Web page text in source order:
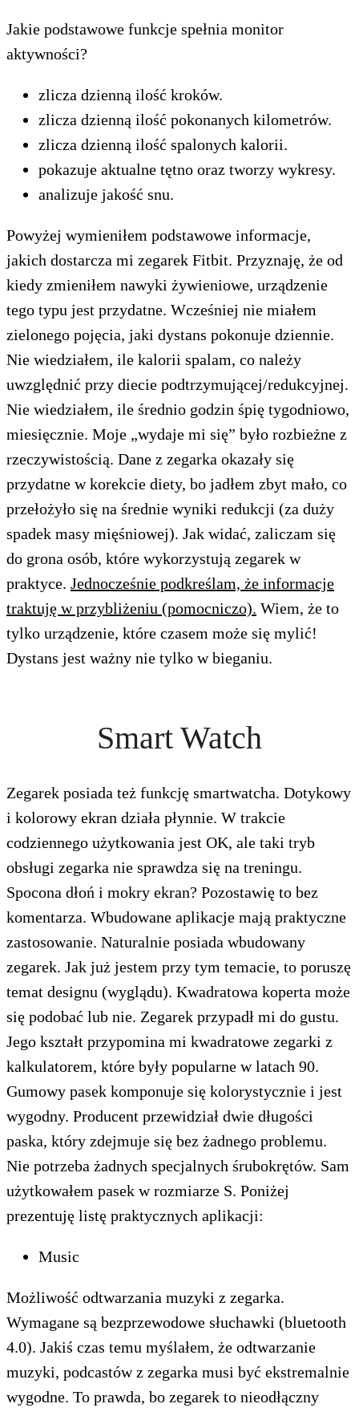
Jakie podstawowe funkcje spełnia monitor
aktywności?
zlicza dzienną ilość kroków.
zlicza dzienną ilość pokonanych kilometrów.
zlicza dzienną ilość spalonych kalorii.
pokazuje aktualne tętno oraz tworzy wykresy.
analizuje jakość snu.
Powyżej wymieniłem podstawowe informacje,
jakich dostarcza mi zegarek Fitbit. Przyznaję, że od
kiedy zmieniłem nawyki żywieniowe, urządzenie
tego typu jest przydatne. Wcześniej nie miałem
zielonego pojęcia, jaki dystans pokonuje dziennie.
Nie wiedziałem, ile kalorii spalam, co należy
uwzględnić przy diecie podtrzymującej/redukcyjnej.
Nie wiedziałem, ile średnio godzin śpię tygodniowo,
miesięcznie. Moje „wydaje mi się” było rozbieżne z
rzeczywistością. Dane z zegarka okazały się
przydatne w korekcie diety, bo jadłem zbyt mało, co
przełożyło się na średnie wyniki redukcji (za duży
spadek masy mięśniowej). Jak widać, zaliczam się
do grona osób, które wykorzystują zegarek w
praktyce. Jednocześnie podkreślam, że informacje
traktuję w przybliżeniu (pomocniczo). Wiem, że to
tylko urządzenie, które czasem może się mylić!
Dystans jest ważny nie tylko w bieganiu.
Smart Watch
Zegarek posiada też funkcję smartwatcha. Dotykowy
i kolorowy ekran działa płynnie. W trakcie
codziennego użytkowania jest OK, ale taki tryb
obsługi zegarka nie sprawdza się na treningu.
Spocona dłoń i mokry ekran? Pozostawię to bez
komentarza. Wbudowane aplikacje mają praktyczne
zastosowanie. Naturalnie posiada wbudowany
zegarek. Jak już jestem przy tym temacie, to poruszę
temat designu (wyglądu). Kwadratowa koperta może
się podobać lub nie. Zegarek przypadł mi do gustu.
Jego kształt przypomina mi kwadratowe zegarki z
kalkulatorem, które były popularne w latach 90.
Gumowy pasek komponuje się kolorystycznie i jest
wygodny. Producent przewidział dwie długości
paska, który zdejmuje się bez żadnego problemu.
Nie potrzeba żadnych specjalnych śrubokrętów. Sam
użytkowałem pasek w rozmiarze S. Poniżej
prezentuję listę praktycznych aplikacji:
Music
Możliwość odtwarzania muzyki z zegarka.
Wymagane są bezprzewodowe słuchawki (bluetooth
4.0). Jakiś czas temu myślałem, że odtwarzanie
muzyki, podcastów z zegarka musi być ekstremalnie
wygodne. To prawda, bo zegarek to nieodłączny